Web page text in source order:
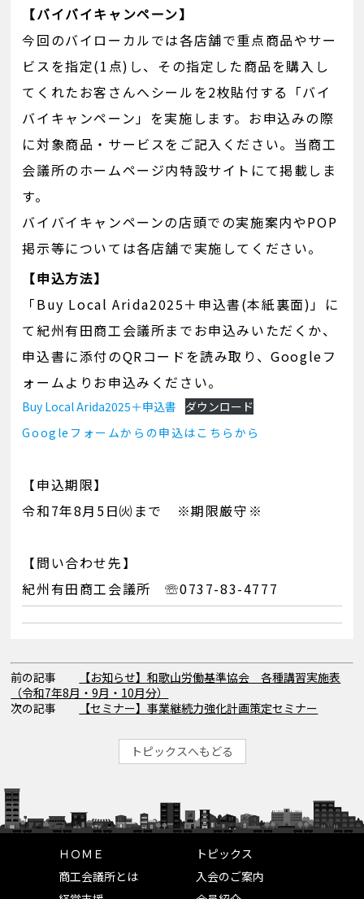
【バイバイキャンペーン】
今回のバイローカルでは各店舗で重点商品やサー
ビスを指定(1点)し、その指定した商品を購入し
てくれたお客さんへシールを2枚貼付する「バイ
バイキャンペーン」を実施します。お申込みの際
に対象商品・サービスをご記入ください。当商工
会議所のホームページ内特設サイトにて掲載しま
す。
バイバイキャンペーンの店頭での実施案内やPOP
掲示等については各店舗で実施してください。
【申込方法】
「Buy Local Arida2025＋申込書(本紙裏面)」に
て紀州有田商工会議所までお申込みいただくか、
申込書に添付のQRコードを読み取り、Googleフ
ォームよりお申込みください。
Buy Local Arida2025＋申込書
ダウンロード
Googleフォームからの申込はこちらから
【申込期限】
令和7年8月5日㈫まで ※期限厳守※
【問い合わせ先】
紀州有田商工会議所 ☏0737-83-4777
前の記事
【お知らせ】和歌山労働基準協会 各種講習実施表
（令和7年8月・9月・10月分）
次の記事
【セミナー】事業継続力強化計画策定セミナー
トピックスへもどる
ＨＯＭＥ
トピックス
商工会議所とは
入会のご案内